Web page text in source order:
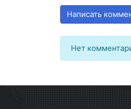
Написать
Нет